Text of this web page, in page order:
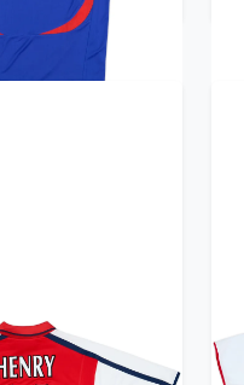
Home Shirt
- 8/10 - (L)